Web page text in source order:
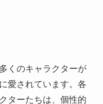
くのキャラクターが
愛されています。各
ターたちは、個性的